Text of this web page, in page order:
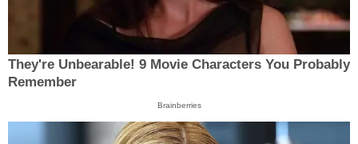
They're Unbearable! 9 Movie Characters You Probably
Remember
Brainberries